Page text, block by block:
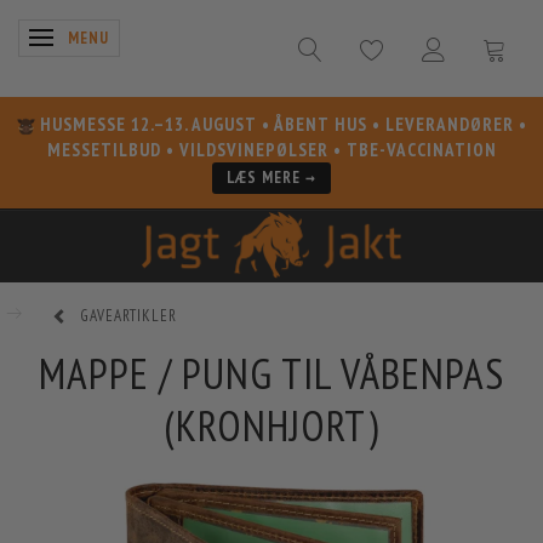
SKIFTE NAVIGATION
MENU
HUSMESSE 12.–13. AUGUST • ÅBENT HUS • LEVERANDØRER •
MESSETILBUD • VILDSVINEPØLSER • TBE-VACCINATION
LÆS MERE →
GAVEARTIKLER
MAPPE / PUNG TIL VÅBENPAS
(KRONHJORT)